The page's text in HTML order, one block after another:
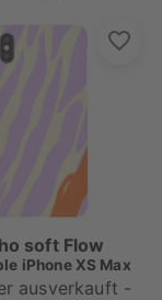
soft Flow
iPhone XS Max
ausverkauft -